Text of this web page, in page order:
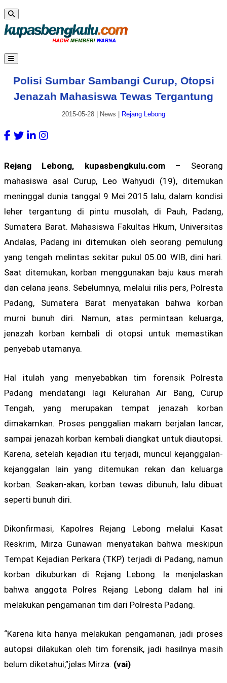
Polisi Sumbar Sambangi Curup, Otopsi
Jenazah Mahasiswa Tewas Tergantung
2015-05-28 News Rejang Lebong
Rejang Lebong, kupasbengkulu.com– Seorang
mahasiswa asal Curup, Leo Wahyudi (19), ditemukan
meninggal dunia tanggal 9 Mei 2015 lalu, dalam kondisi
leher tergantung di pintu musolah, di Pauh, Padang,
Sumatera Barat. Mahasiswa Fakultas Hkum, Universitas
Andalas, Padang ini ditemukan oleh seorang pemulung
yang tengah melintas sekitar pukul 05.00 WIB, dini hari.
Saat ditemukan, korban menggunakan baju kaus merah
dan celana jeans. Sebelumnya, melalui rilis pers, Polresta
Padang, Sumatera Barat menyatakan bahwa korban
murni bunuh diri. Namun, atas permintaan keluarga,
jenazah korban kembali di otopsi untuk memastikan
penyebab utamanya.
Hal itulah yang menyebabkan tim forensik Polresta
Padang mendatangi lagi Kelurahan Air Bang, Curup
Tengah, yang merupakan tempat jenazah korban
dimakamkan. Proses penggalian makam berjalan lancar,
sampai jenazah korban kembali diangkat untuk diautopsi.
Karena, setelah kejadian itu terjadi, muncul kejanggalan-
kejanggalan lain yang ditemukan rekan dan keluarga
korban. Seakan-akan, korban tewas dibunuh, lalu dibuat
seperti bunuh diri.
Dikonfirmasi, Kapolres Rejang Lebong melalui Kasat
Reskrim, Mirza Gunawan menyatakan bahwa meskipun
Tempat Kejadian Perkara (TKP) terjadi di Padang, namun
korban dikuburkan di Rejang Lebong. Ia menjelaskan
bahwa anggota Polres Rejang Lebong dalam hal ini
melakukan pengamanan tim dari Polresta Padang.
“Karena kita hanya melakukan pengamanan, jadi proses
autopsi dilakukan oleh tim forensik, jadi hasilnya masih
belum diketahui,”jelas Mirza. (vai)